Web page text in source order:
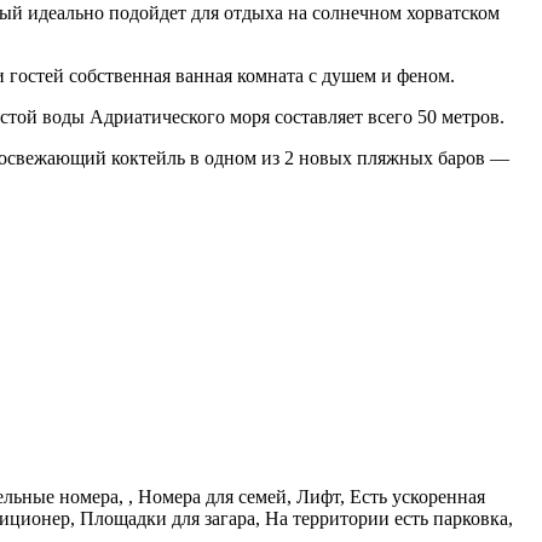
идеально подойдет для отдыха на солнечном хорватском
собственная ванная комната с душем и феном.
воды Адриатического моря составляет всего 50 метров.
освежающий коктейль в одном из 2 новых пляжных баров —
номера, , Номера для семей, Лифт, Есть ускоренная
Площадки для загара, На территории есть парковка,